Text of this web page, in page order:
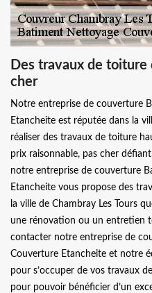
Des travaux de toiture
cher
Notre entreprise de couverture
Etancheite est réputée dans la
réaliser des travaux de toiture
prix raisonnable, pas cher
notre entreprise de couverture
Etancheite vous propose des
la ville de Chambray Les Tours
une rénovation ou un entretien
contacter notre entreprise de
Couverture Etancheite et notre
pour s’occuper de vos travaux
pour pouvoir bénéficier d’un